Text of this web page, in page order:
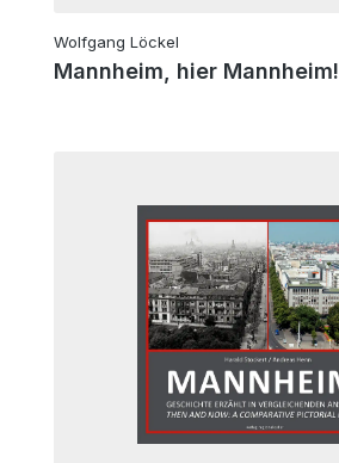
Wolfgang Löckel
Mannheim, hier Mannheim!